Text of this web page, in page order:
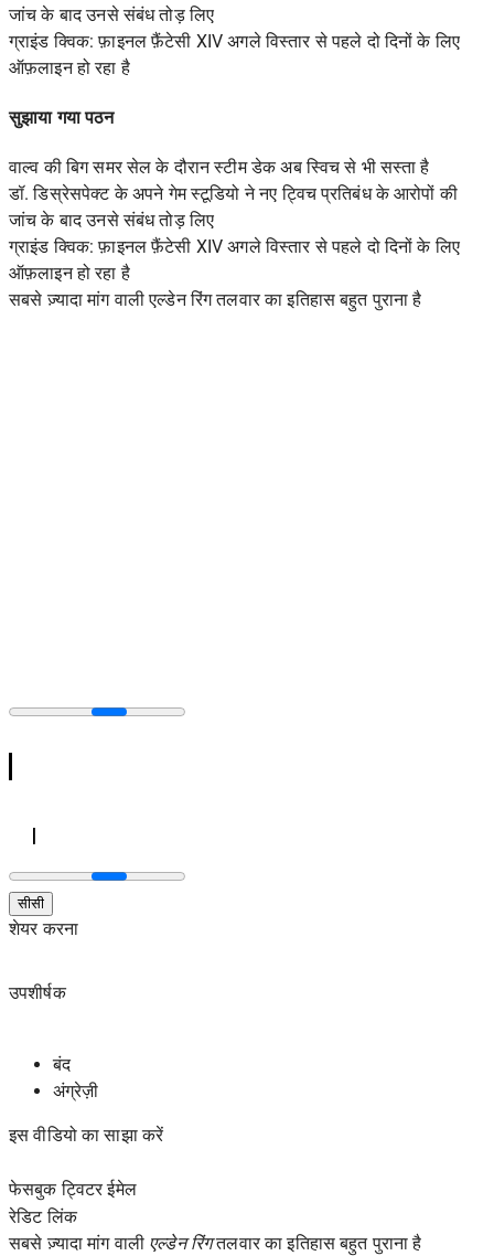
जांच के बाद उनसे संबंध तोड़ लिए
ग्राइंड क्विक: फ़ाइनल फ़ैंटेसी XIV अगले विस्तार से पहले दो दिनों के लिए
ऑफ़लाइन हो रहा है
सुझाया गया पठन
वाल्व की बिग समर सेल के दौरान स्टीम डेक अब स्विच से भी सस्ता है
डॉ. डिस्रेसपेक्ट के अपने गेम स्टूडियो ने नए ट्विच प्रतिबंध के आरोपों की
जांच के बाद उनसे संबंध तोड़ लिए
ग्राइंड क्विक: फ़ाइनल फ़ैंटेसी XIV अगले विस्तार से पहले दो दिनों के लिए
ऑफ़लाइन हो रहा है
सबसे ज़्यादा मांग वाली एल्डेन रिंग तलवार का इतिहास बहुत पुराना है
सीसी
शेयर करना
उपशीर्षक
बंद
अंग्रेज़ी
इस वीडियो का साझा करें
फेसबुक ट्विटर ईमेल
रेडिटलिंक
सबसे ज़्यादा मांग वाली एल्डेन रिंगतलवार का इतिहास बहुत पुराना है